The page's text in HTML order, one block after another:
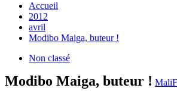
Accueil
2012
avril
Modibo Maiga, buteur !
Non classé
Modibo Maiga, buteur !